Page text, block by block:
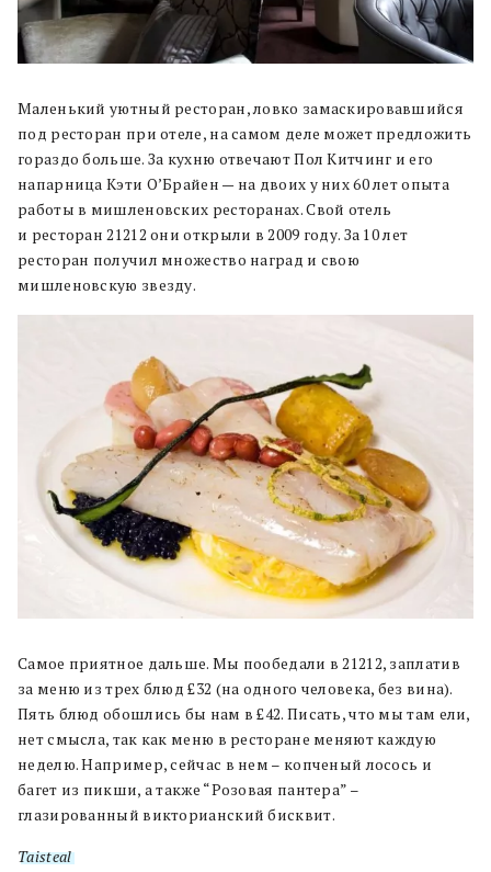
Маленький уютный ресторан, ловко замаскировавшийся
под ресторан при отеле, на самом деле может предложить
гораздо больше. За кухню отвечают Пол Китчинг и его
напарница Кэти О’Брайен — на двоих у них 60 лет опыта
работы в мишленовских ресторанах. Свой отель
и ресторан 21212 они открыли в 2009 году. За 10 лет
ресторан получил множество наград и свою
мишленовскую звезду.
Самое приятное дальше. Мы пообедали в 21212, заплатив
за меню из трех блюд £32 (на одного человека, без вина).
Пять блюд обошлись бы нам в £42. Писать, что мы там ели,
нет смысла, так как меню в ресторане меняют каждую
неделю. Например, сейчас в нем – копченый лосось и
багет из пикши, а также “Розовая пантера” –
глазированный викторианский бисквит.
Taisteal